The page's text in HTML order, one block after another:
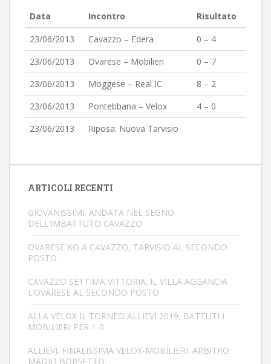
Data
Incontro
Risultato
23/06/2013
Cavazzo – Edera
0 – 4
23/06/2013
Ovarese – Mobilieri
0 – 7
23/06/2013
Moggese – Real IC
8 – 2
23/06/2013
Pontebbana – Velox
4 – 0
23/06/2013
Riposa: Nuova Tarvisio
ARTICOLI RECENTI
GIOVANISSIMI. ANDATA NEL SEGNO
DELL’IMBATTUTO CAVAZZO
OVARESE KO A CAVAZZO, TARVISIO AL SECONDO
POSTO.
CAVAZZO SETTIMA VITTORIA. IL VILLA AGGANCIA
L’OVARESE AL SECONDO POSTO
ALLA VELOX IL TORNEO ALLIEVI 2019, BATTUTI I
MOBILIERI PER 1-0
ALLIEVI. FINALISSIMA VELOX-MOBILIERI. ARBITRO
MADID BORSETTO.